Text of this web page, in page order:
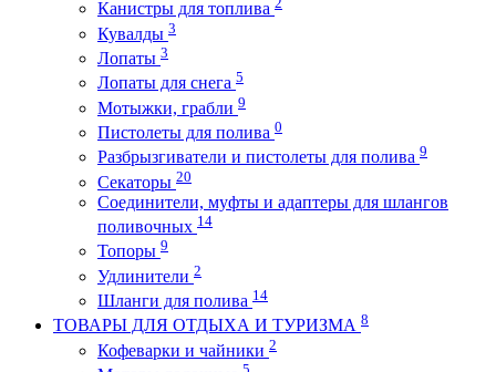
Канистры для топлива
Кувалды 3
Лопаты 3
Лопаты для снега 5
Мотыжки, грабли 9
Пистолеты для полива 0
Разбрызгиватели и пистолеты для полива 9
Секаторы 20
Соединители, муфты и адаптеры для шлангов
поливочных 14
Топоры 9
Удлинители 2
Шланги для полива 14
ТОВАРЫ ДЛЯ ОТДЫХА И ТУРИЗМА 8
Кофеварки и чайники 2